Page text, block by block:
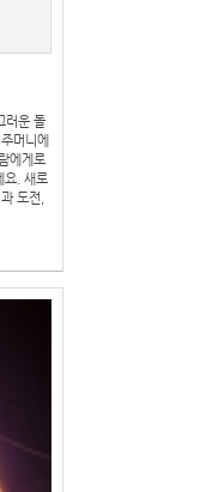
러운 돌
머니에
에게로
. 새로
도전,